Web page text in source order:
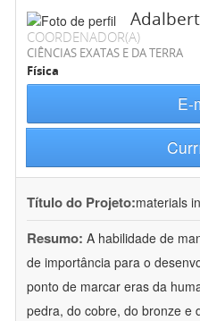
COORDENADOR(A)
CIÊNCIAS EXATAS E DA TERRA
Física
E-
Título do Projeto:materials
Resumo: A habilidade de
de importância para o
ponto de marcar eras da
pedra, do cobre, do bronze e